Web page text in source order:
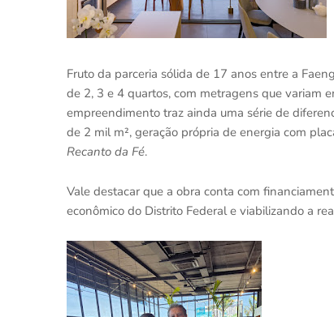
Fruto da parceria sólida de 17 anos entre a
de 2, 3 e 4 quartos, com metragens que variam
empreendimento traz ainda uma série de
de 2 mil m², geração própria de energia com
Recanto da Fé.
Vale destacar que a obra conta com
econômico do Distrito Federal e viabilizando a